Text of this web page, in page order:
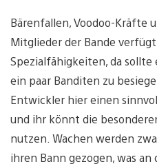
Bärenfallen, Voodoo-Kräfte
Mitglieder der Bande
Spezialfähigkeiten, da sollte
ein paar Banditen zu
Entwickler hier einen
und ihr könnt die
nutzen. Wachen werden
ihren Bann gezogen, was